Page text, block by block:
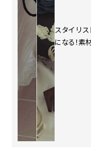
スタイリス
になる！素